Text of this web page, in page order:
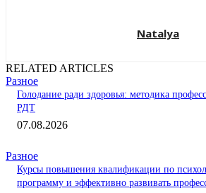
Natalya
RELATED ARTICLES
Разное
Голодание ради здоровья: методика
РДТ
07.08.2026
Разное
Курсы повышения квалификации по
программу и эффективно развивать